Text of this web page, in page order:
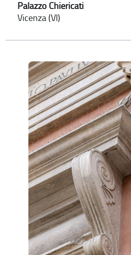
Palazzo Chiericati
Vicenza (VI)